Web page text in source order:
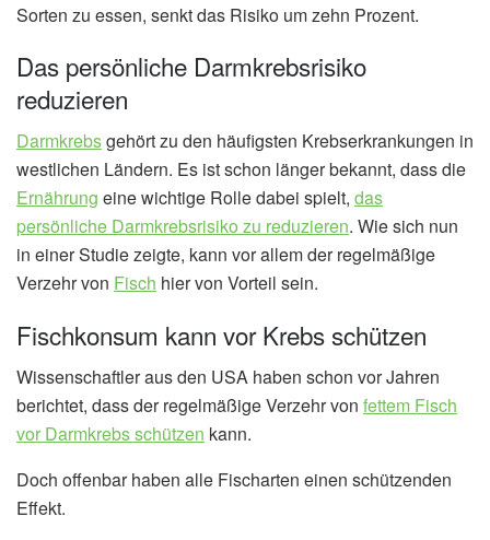
Sorten zu essen, senkt das Risiko um zehn Prozent.
Das persönliche Darmkrebsrisiko
reduzieren
Darmkrebsgehört zu den häufigsten Krebserkrankungen in
westlichen Ländern. Es ist schon länger bekannt, dass die
Ernährung eine wichtige Rolle dabei spielt, das
persönliche Darmkrebsrisiko zu reduzieren. Wie sich nun
in einer Studie zeigte, kann vor allem der regelmäßige
Verzehr von Fisch hier von Vorteil sein.
Fischkonsum kann vor Krebs schützen
Wissenschaftler aus den USA haben schon vor Jahren
berichtet, dass der regelmäßige Verzehr von fettem Fisch
vor Darmkrebs schützen kann.
Doch offenbar haben alle Fischarten einen schützenden
Effekt.